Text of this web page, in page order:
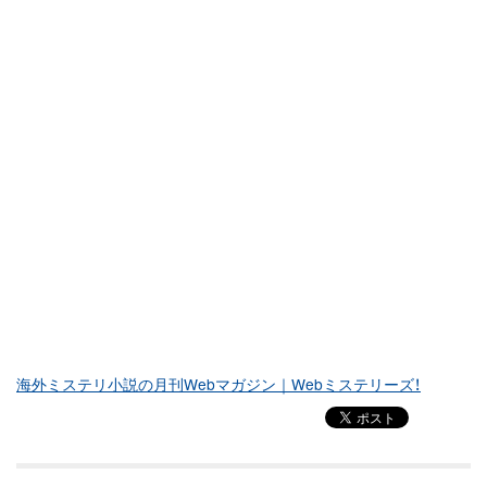
海外ミステリ小説の月刊Webマガジン｜Webミステリーズ！